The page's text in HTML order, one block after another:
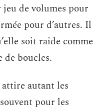
de volumes pour
pour d’autres. Il
soit raide comme
de boucles.
attire autant les
pour les